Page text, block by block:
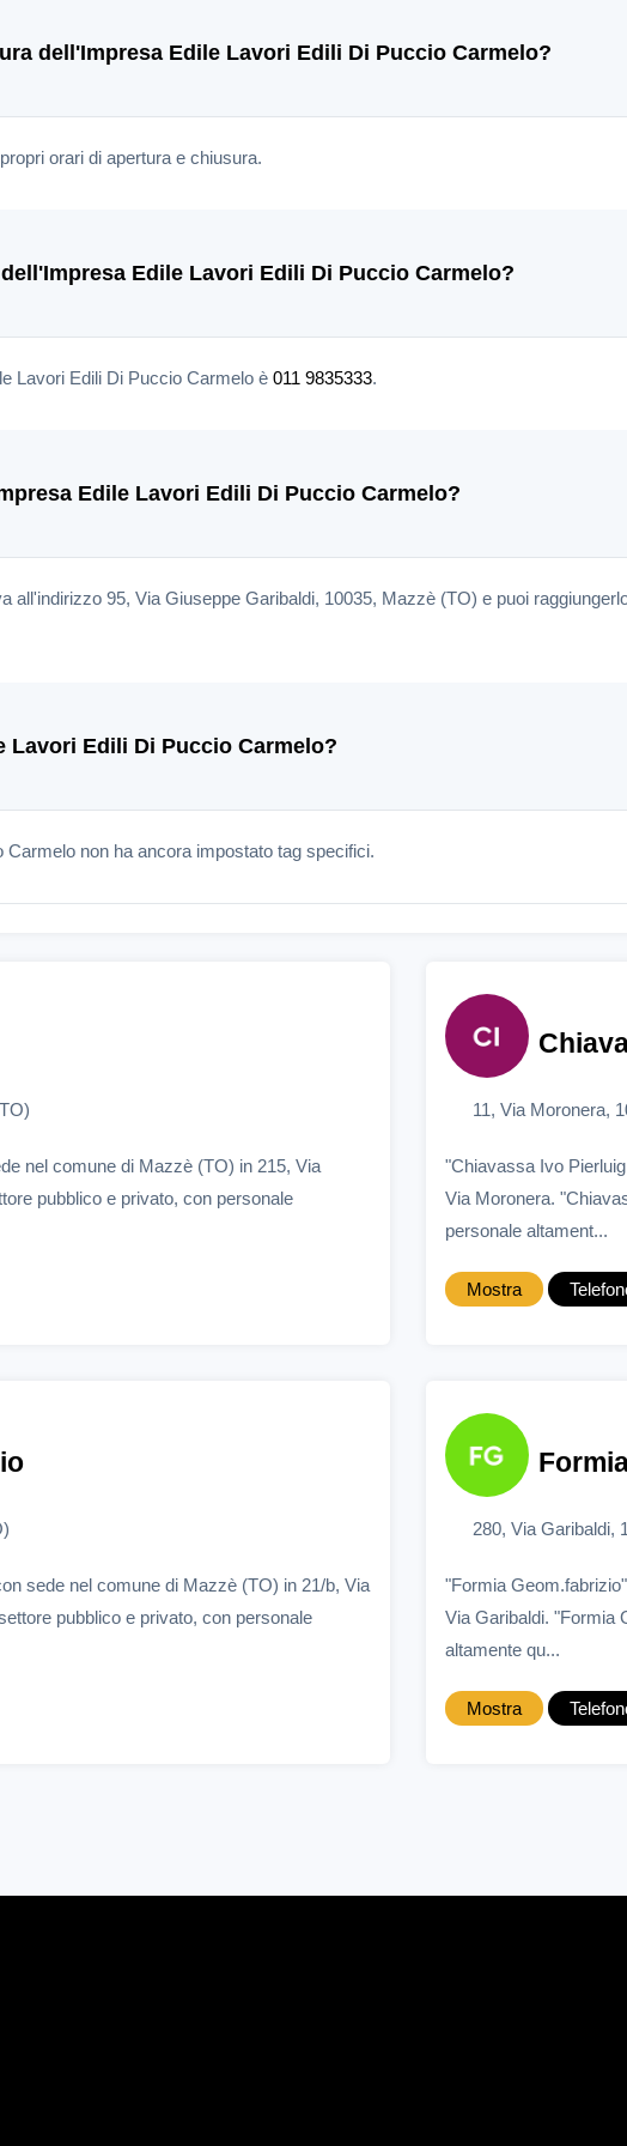
dell'Impresa Edile Lavori Edili Di Puccio Carmelo?
orari di apertura e chiusura.
Edile Lavori Edili Di Puccio Carmelo?
Lavori Edili Di Puccio Carmelo è 011 9835333.
Edile Lavori Edili Di Puccio Carmelo?
all'indirizzo 95, Via Giuseppe Garibaldi, 10035, Mazzè (TO) e puoi
Edili Di Puccio Carmelo?
non ha ancora impostato tag specifici.
nel comune di Mazzè (TO) in 215, Via
pubblico e privato, con personale
11, Via Moronera,
"Chiavassa Ivo
Via Moronera.
personale altament...
Mostra
sede nel comune di Mazzè (TO) in 21/b, Via
pubblico e privato, con personale
280, Via Garibaldi,
"Formia
Via Garibaldi. "Formia
altamente qu...
Mostra